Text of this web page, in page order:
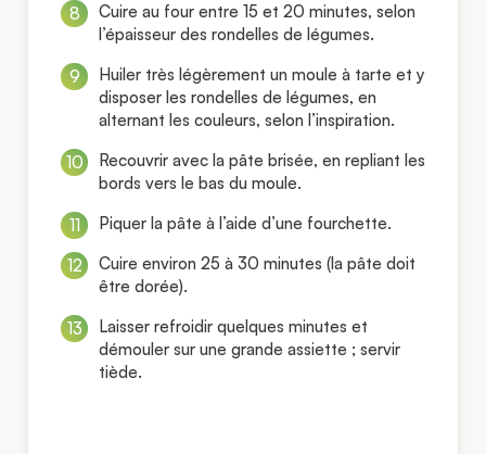
Cuire au four entre 15 et 20 minutes, selon
l’épaisseur des rondelles de légumes.
Huiler très légèrement un moule à tarte et y
disposer les rondelles de légumes, en
alternant les couleurs, selon l’inspiration.
Recouvrir avec la pâte brisée, en repliant les
bords vers le bas du moule.
Piquer la pâte à l’aide d’une fourchette.
Cuire environ 25 à 30 minutes (la pâte doit
être dorée).
Laisser refroidir quelques minutes et
démouler sur une grande assiette ; servir
tiède.